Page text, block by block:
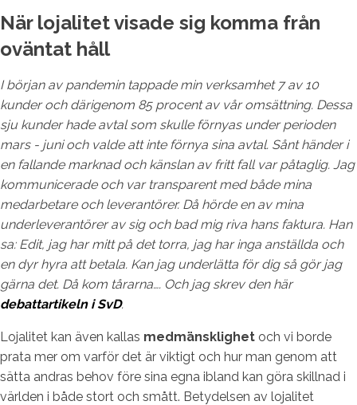
När lojalitet visade sig komma från
oväntat håll
I början av pandemin tappade min verksamhet 7 av 10
kunder och därigenom 85 procent av vår omsättning. Dessa
sju kunder hade avtal som skulle förnyas under perioden
mars - juni och valde att inte förnya sina avtal. Sånt händer i
en fallande marknad och känslan av fritt fall var påtaglig. Jag
kommunicerade och var transparent med både mina
medarbetare och leverantörer. Då hörde en av mina
underleverantörer av sig och bad mig riva hans faktura. Han
sa: Edit, jag har mitt på det torra, jag har inga anställda och
en dyr hyra att betala. Kan jag underlätta för dig så gör jag
gärna det. Då kom tårarna…. Och jag skrev den här
debattartikeln i SvD.
Lojalitet kan även kallas medmänsklighet och vi borde
prata mer om varför det är viktigt och hur man genom att
sätta andras behov före sina egna ibland kan göra skillnad i
världen i både stort och smått. Betydelsen av lojalitet